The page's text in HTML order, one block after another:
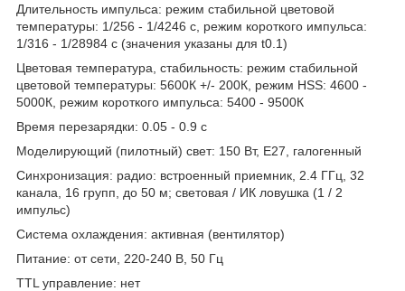
Длительность импульса: режим стабильной цветовой
температуры: 1/256 - 1/4246 с, режим короткого импульса:
1/316 - 1/28984 с (значения указаны для t0.1)
Цветовая температура, стабильность: режим стабильной
цветовой температуры: 5600К +/- 200К, режим HSS: 4600 -
5000К, режим короткого импульса: 5400 - 9500К
Время перезарядки: 0.05 - 0.9 с
Моделирующий (пилотный) свет: 150 Вт, E27, галогенный
Синхронизация: радио: встроенный приемник, 2.4 ГГц, 32
канала, 16 групп, до 50 м; световая / ИК ловушка (1 / 2
импульс)
Система охлаждения: активная (вентилятор)
Питание: от сети, 220-240 В, 50 Гц
TTL управление: нет